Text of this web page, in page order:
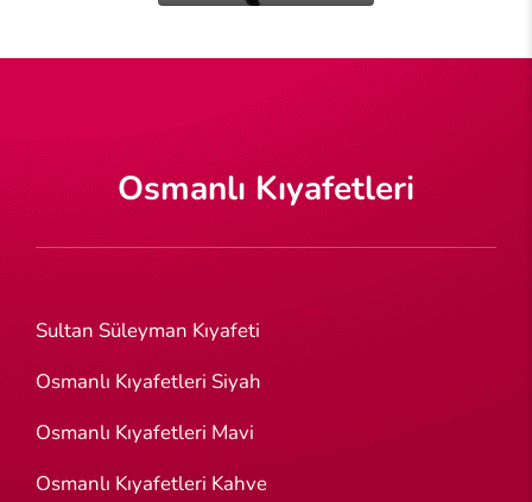
Osmanlı Kıyafetleri
Sultan Süleyman Kıyafeti
Osmanlı Kıyafetleri Siyah
Osmanlı Kıyafetleri Mavi
Osmanlı Kıyafetleri Kahve